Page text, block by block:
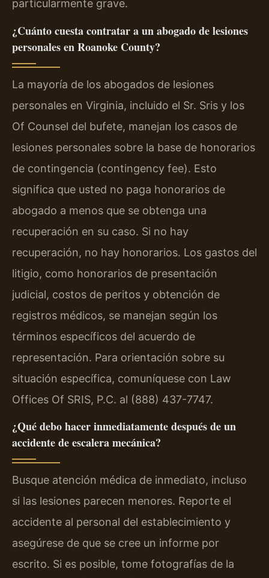
particularmente grave.
¿Cuánto cuesta contratar a un abogado de lesiones
personales en Roanoke County?
La mayoría de los abogados de lesiones
personales en Virginia, incluido el Sr. Sris y los
Of Counsel del bufete, manejan los casos de
lesiones personales sobre la base de honorarios
de contingencia (contingency fee). Esto
significa que usted no paga honorarios de
abogado a menos que se obtenga una
recuperación en su caso. Si no hay
recuperación, no hay honorarios. Los gastos del
litigio, como honorarios de presentación
judicial, costos de peritos y obtención de
registros médicos, se manejan según los
términos específicos del acuerdo de
representación. Para orientación sobre su
situación específica, comuníquese con Law
Offices Of SRIS, P.C. al (888) 437-7747.
¿Qué debo hacer inmediatamente después de un
accidente de escalera mecánica?
Busque atención médica de inmediato, incluso
si las lesiones parecen menores. Reporte el
accidente al personal del establecimiento y
asegúrese de que se cree un informe por
escrito. Si es posible, tome fotografías de la